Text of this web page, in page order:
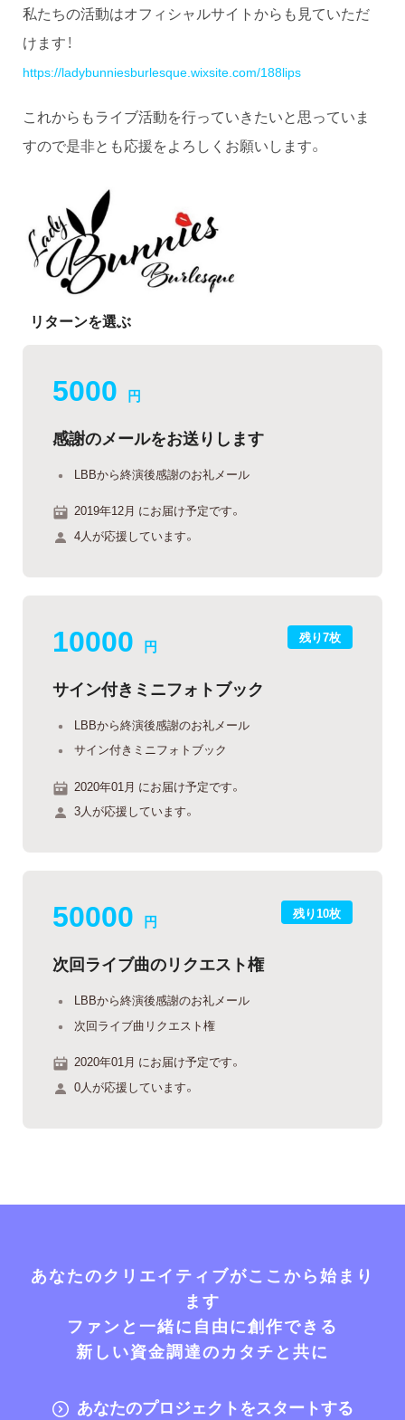
私たちの活動はオフィシャルサイトからも見ていただ
けます！
https://ladybunniesburlesque.wixsite.com/188lips
これからもライブ活動を行っていきたいと思っていま
すので是非とも応援をよろしくお願いします。
リターンを選ぶ
5000 円
感謝のメールをお送りします
LBBから終演後感謝のお礼メール
2019年12月 にお届け予定です。
4人が応援しています。
残り7枚
10000 円
サイン付きミニフォトブック
LBBから終演後感謝のお礼メール
サイン付きミニフォトブック
2020年01月 にお届け予定です。
3人が応援しています。
残り10枚
50000 円
次回ライブ曲のリクエスト権
LBBから終演後感謝のお礼メール
次回ライブ曲リクエスト権
2020年01月 にお届け予定です。
0人が応援しています。
あなたのクリエイティブがここから始まり
ます
ファンと一緒に自由に創作できる
新しい資金調達のカタチと共に
あなたのプロジェクトをスタートする